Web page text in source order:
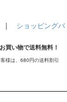
| ショッピングバ
買い物で送料無料！
様は、680円の送料割引